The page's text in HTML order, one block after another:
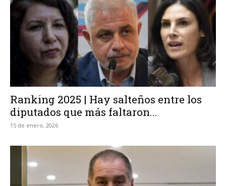
Ranking 2025 | Hay salteños entre los
diputados que más faltaron...
15 de enero, 2026